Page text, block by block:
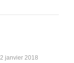
2 janvier 2018